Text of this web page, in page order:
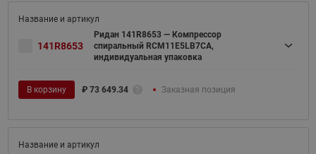
141R8653
Ридан 141R8653 — Компрессор
спиральный RCM11E5LB7CA,
индивидуальная упаковка
В корзину ₽ 73 649.34 Заказная позиция